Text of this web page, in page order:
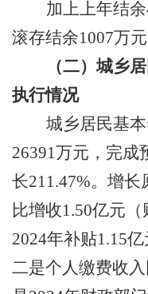
加上上年结余
滚存结余1007万元
（二）城乡
执行情况
城乡居民基
26391万元 ， 完成
长211.47%。增长
比增收1.50亿元（
2024年补贴1.15亿
二是个人缴费收